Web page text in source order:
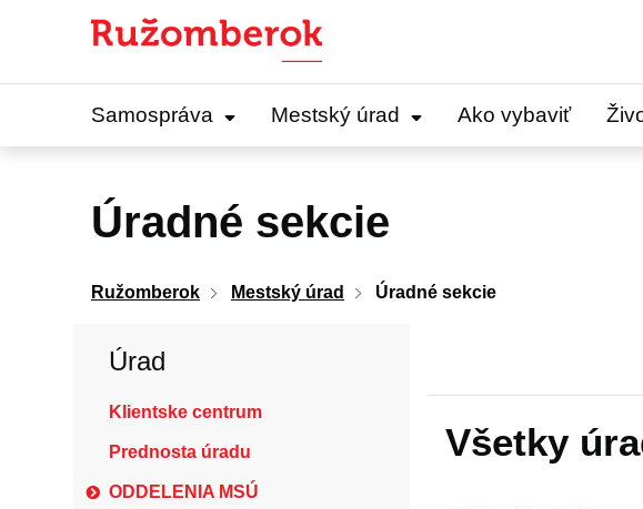
Samospráva Mestský úrad Ako vybaviť
Úradné sekcie
Ružomberok Mestský úrad Úradné sekcie
Úrad
Klientske centrum
Prednosta úradu
ODDELENIA MSÚ
Všetky